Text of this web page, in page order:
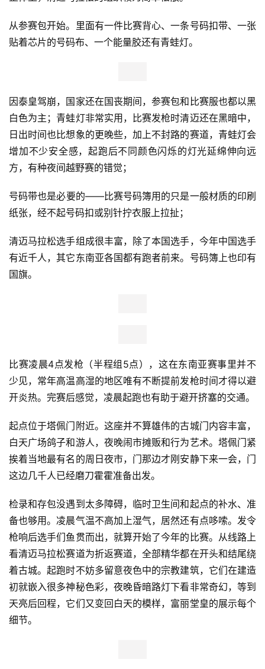
从参赛包开始。里面有一件比赛背心、一条号码扣带、一张
贴着芯片的号码布、一个能量胶还有青蛙灯。
因泰皇驾崩，国家还在国丧期间，参赛包和比赛服也都以黑
白色为主；青蛙灯非常实用，比赛发枪时清迈还在黑暗中，
日出时间也比想象的更晚些，加上不封路的赛道，青蛙灯会
增加不少安全感，起跑后不同颜色闪烁的灯光延绵伸向远
方，有种夜间越野赛的错觉；
号码带也是必要的——比赛号码簿用的只是一般材质的印刷
纸张，经不起号码扣或别针拧衣服上拉扯；
清迈马拉松选手组成很丰富，除了本国选手，今年中国选手
有近千人，其它东南亚各国都有跑者前来。号码簿上也印有
国旗。
比赛凌晨4点发枪（半程组5点），这在东南亚赛事里并不
少见，常年高温高湿的地区唯有不断提前发枪时间才得以避
开炎热。完赛后感觉，凌晨起跑也有助于避开挤塞的交通。
起点位于塔佩门附近。这座并不算雄伟的古城门内容丰富，
白天广场鸽子和游人，夜晚闹市摊贩和行为艺术。塔佩门紧
挨着当地最有名的周日夜市，门那边才刚安静下来一会，门
这边几千人已经磨刀霍霍准备出发。
检录和存包没遇到太多障碍，临时卫生间和起点的补水、准
备也够用。凌晨气温不高加上湿气，居然还有点哆嗦。发令
枪响后选手们鱼贯而出，就算开始了今年的比赛。从线路上
看清迈马拉松赛道为折返赛道，全部精华都在开头和结尾绕
着古城。起跑时不妨多留意夜色中的宗教建筑，它们在建造
初就嵌入很多神秘色彩，夜晚昏暗路灯下看非常奇幻，等到
天亮后回程，它们又变回白天的模样，富丽堂皇的展示每个
细节。